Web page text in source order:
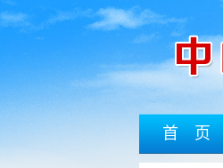
首 页